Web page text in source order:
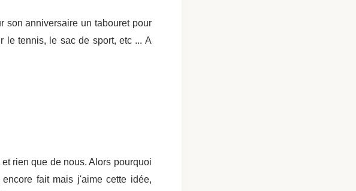
son anniversaire un tabouret pour
le tennis, le sac de sport, etc ... A
rien que de nous. Alors pourquoi
fait mais j'aime cette idée,